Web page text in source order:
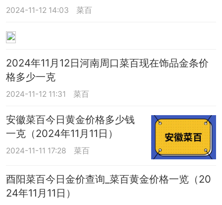
2024-11-12 14:03 菜百
2024年11月12日河南周口菜百现在饰品金条价
格多少一克
2024-11-12 11:31 菜百
安徽菜百今日黄金价格多少钱
一克（2024年11月11日）
2024-11-11 17:28 菜百
酉阳菜百今日金价查询_菜百黄金价格一览（20
24年11月11日）